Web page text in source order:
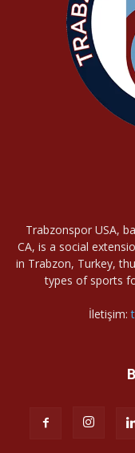
Trabzonspor USA,
CA, is a social
in Trabzon, Turkey,
types of sports
İletişim: